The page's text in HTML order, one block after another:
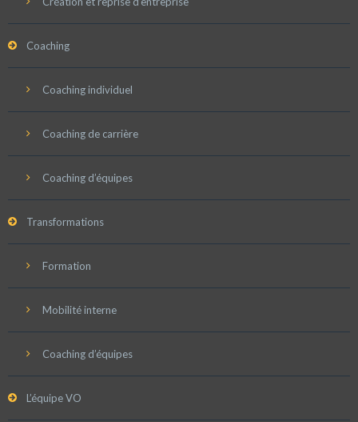
Coaching
Coaching individuel
Coaching de carrière
Coaching d’équipes
Transformations
Formation
Mobilité interne
Coaching d’équipes
L’équipe VO